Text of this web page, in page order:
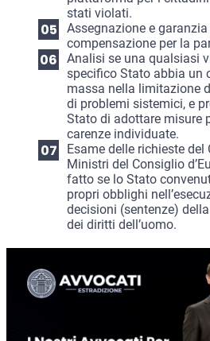
stati violati.
Assegnazione e garanzia
compensazione per la
Analisi se una qualsiasi
specifico Stato abbia un
massa nella limitazione
di problemi sistemici, e
Stato di adottare misure
carenze individuate.
Esame delle richieste del
Ministri del Consiglio
fatto se lo Stato
propri obblighi
decisioni (sentenze)
dei diritti dell’uomo.